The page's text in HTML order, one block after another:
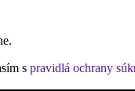
s pravidlá ochrany